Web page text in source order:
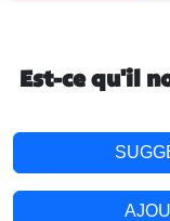
Est-ce qu'il